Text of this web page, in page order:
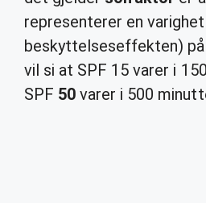
representerer en
beskyttelseseffekten)
vil si at SPF 15 varer i
SPF 50 varer i 500